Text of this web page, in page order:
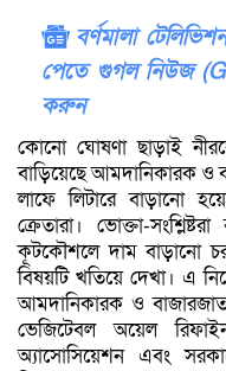
বর্ণমালা
পেতে গুগল নিউজ
করুন
কোনো ঘোষণা ছাড়াই
বাড়িয়েছে আমদানিকারক ও
লাফে লিটারে বাড়ানো
ক্রেতারা। ভোক্তা-
কূটকৌশলে দাম বাড়ানো
বিষয়টি খতিয়ে দেখা। এ
আমদানিকারক ও
ভেজিটেবল অয়েল
অ্যাসোসিয়েশন এবং